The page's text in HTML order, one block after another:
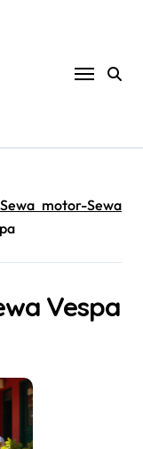
motor-Sewa
Vespa